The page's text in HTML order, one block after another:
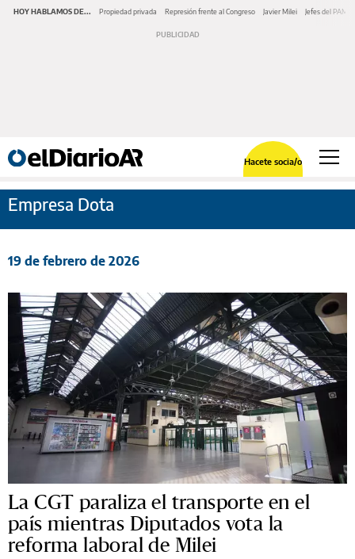
HOY HABLAMOS DE... Propiedad privada Represión frente al Congreso Javier Milei Jefes del PAMI
Hacete socia/o
Empresa Dota
19 de febrero de 2026
La CGT paraliza el transporte en el
país mientras Diputados vota la
reforma laboral de Milei